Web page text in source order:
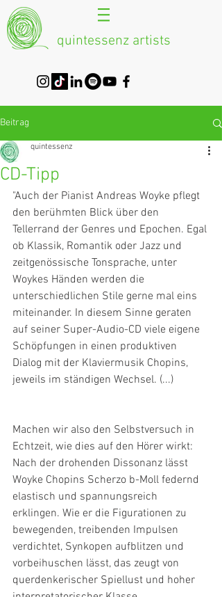
quintessenz artists
Beitrag
CD-Tipp
quintessenz
"Auch der Pianist Andreas Woyke pflegt
den berühmten Blick über den
Tellerrand der Genres und Epochen. Egal
ob Klassik, Romantik oder Jazz und
zeitgenössische Tonsprache, unter
Woykes Händen werden die
unterschiedlichen Stile gerne mal eins
miteinander. In diesem Sinne geraten
auf seiner Super-Audio-CD viele eigene
Schöpfungen in einen produktiven
Dialog mit der Klaviermusik Chopins,
jeweils im ständigen Wechsel. (...)
Machen wir also den Selbstversuch in
Echtzeit, wie dies auf den Hörer wirkt:
Nach der drohenden Dissonanz lässt
Woyke Chopins Scherzo b-Moll federnd
elastisch und spannungsreich
erklingen. Wie er die Figurationen zu
bewegenden, treibenden Impulsen
verdichtet, Synkopen aufblitzen und
vorbeihuschen lässt, das zeugt von
querdenkerischer Spiellust und hoher